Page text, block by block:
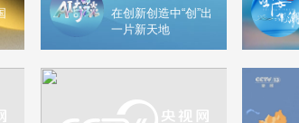
在创新创造中“创”出
一片新天地